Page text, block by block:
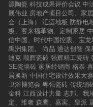
源陶瓷 科技成果评价会议 中
展伟业 房地产项目公司、家
会（上海）
汇迈地板 防静电
极、客来福革物、定制家居
信中国、时代中国控股、宝
禹洲集团。
尚品 通达创智 保
迪克 顺辉瓷砖 强辉精工瓷砖
SE瓷墙砖 家居经销商 格泰
居换新 中国住宅设计效果大赛
卫浴博览会 粤强瓷砖 传统铺
金科 江西设计力量 志邦、我
定、维奢 森鹰、嘉寓、皇派